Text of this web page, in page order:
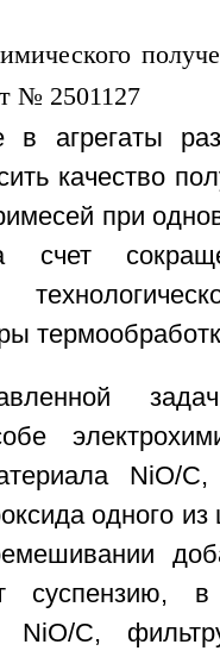
в агрегаты
качество
при
NiO/
одного
суспензию,
NiO/C,